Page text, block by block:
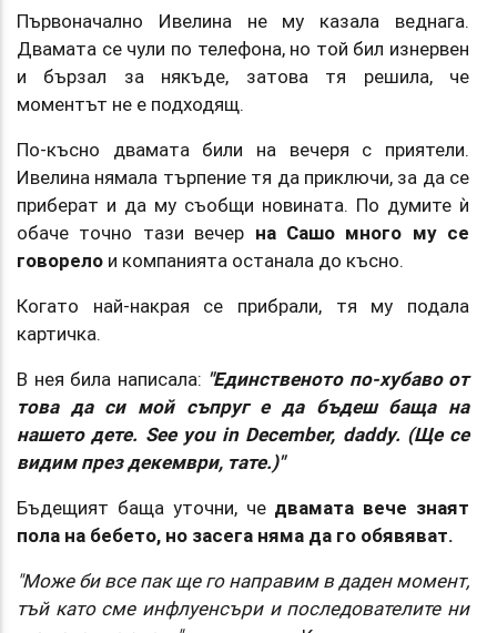
Първоначално Ивелина не му казала веднага.
Двамата се чули по телефона, но той бил изнервен
и бързал за някъде, затова тя решила, че
моментът не е подходящ.
По-късно двамата били на вечеря с приятели.
Ивелина нямала търпение тя да приключи, за да се
приберат и да му съобщи новината. По думите ѝ
обаче точно тази вечер на Сашо много му се
говорело и компанията останала до късно.
Когато най-накрая се прибрали, тя му подала
картичка.
В нея била написала: "Единственото по-хубаво от
това да си мой съпруг е да бъдеш баща на
нашето дете. See you in December, daddy. (Ще се
видим през декември, тате.)"
Бъдещият баща уточни, чедвамата вече знаят
пола на бебето, но засега няма да го обявяват.
"Може би все пак ще го направим в даден момент,
тъй като сме инфлуенсъри и последователите ни